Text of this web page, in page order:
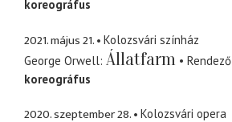
koreográfus
2021. május 21.
Kolozsvári színház
George Orwell Állatfarm Rendező
koreográfus
2020. szeptember 28.
Kolozsvári opera